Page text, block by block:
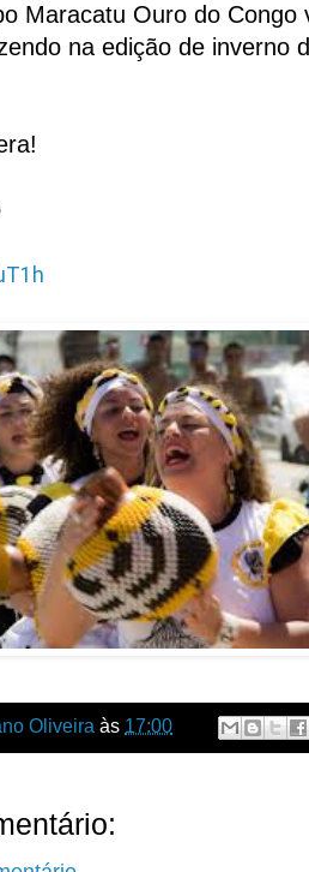
Maracatu Ouro do Congo
na edição de inverno
Oliveira às 17:00